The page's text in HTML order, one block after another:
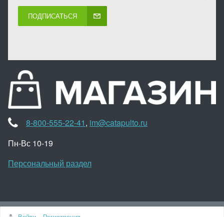
ПОДПИСАТЬСЯ
8-800-555-22-41, im@catapulto.ru
Пн-Вс 10-19
Персональный раздел